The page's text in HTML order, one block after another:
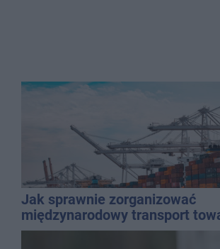
Jak sprawnie zorganizować
międzynarodowy transport